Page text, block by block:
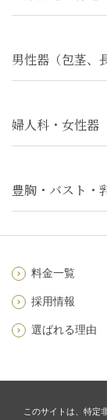
男性器（包茎、
婦人科・女性器
豊胸・バスト・
料金一覧
採用情報
選ばれる理由
このサイトは、特定